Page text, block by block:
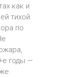
как и
тихой
по
е годы —